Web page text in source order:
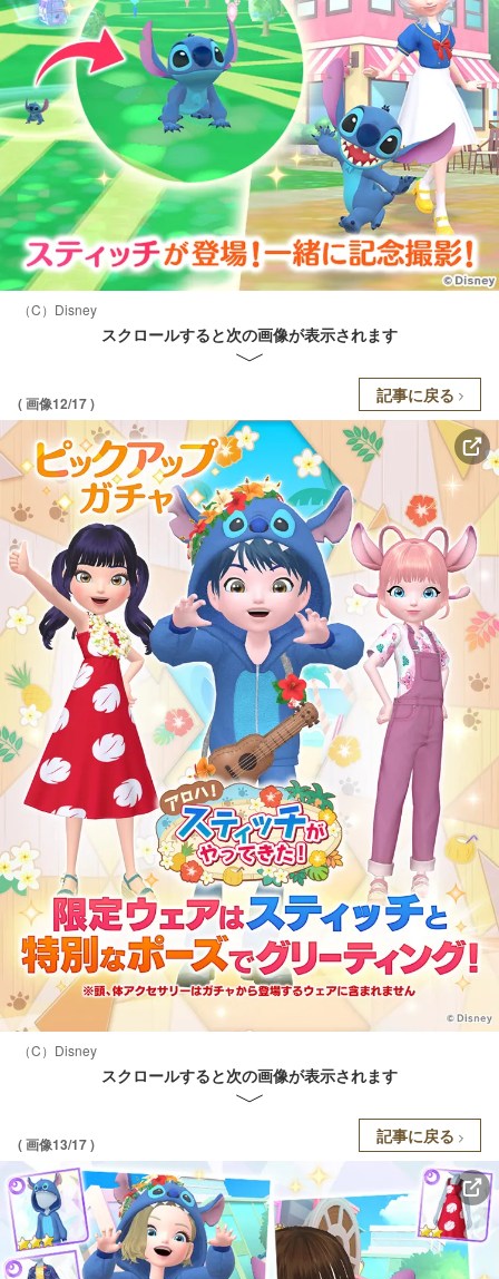
（C）Disney
スクロールすると次の画像が表示されます
( 画像12/17 ) 記事に戻る
（C）Disney
スクロールすると次の画像が表示されます
( 画像13/17 ) 記事に戻る